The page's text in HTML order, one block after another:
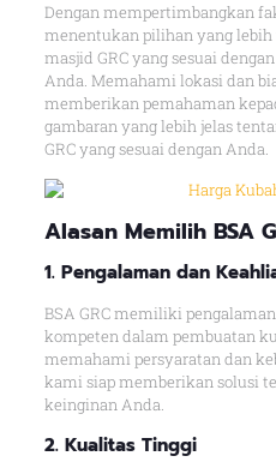
Dengan mempertimbangkan
menentukan pilihan yang
masjid GRC yang sesuai
Anda. Memahami lokasi dan
memberikan pemahaman
gambaran yang lebih jelas
GRC yang sesuai dengan Anda.
Alasan Memilih BSA
1. Pengalaman dan
BSA GRC memiliki
kompeten dalam pembuatan
memahami persyaratan dan
kami siap memberikan solusi
keinginan Anda.
2. Kualitas Tinggi